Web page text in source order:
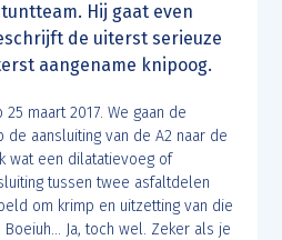
Hij gaat even
de uiterst serieuze
aangename knipoog.
maart 2017. We gaan de
aansluiting van de A2 naar de
wat een dilatatievoeg of
tussen twee asfaltdelen
om krimp en uitzetting van die
Ja, toch wel. Zeker als je